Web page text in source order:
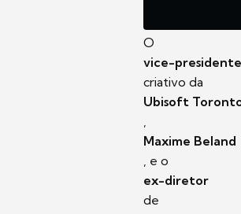
O
vice-presidente
criativo da
Ubisoft
Maxime Beland
, e o
ex-diretor
de